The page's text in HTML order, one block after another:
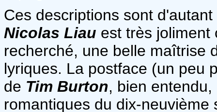
Ces descriptions sont
Nicolas Liau est très joliment
recherché, une belle maîtrise
lyriques. La postface (un peu
de Tim Burton, bien
romantiques du dix-